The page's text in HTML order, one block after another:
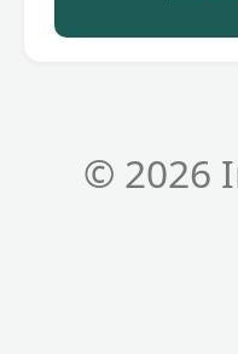
© 2026